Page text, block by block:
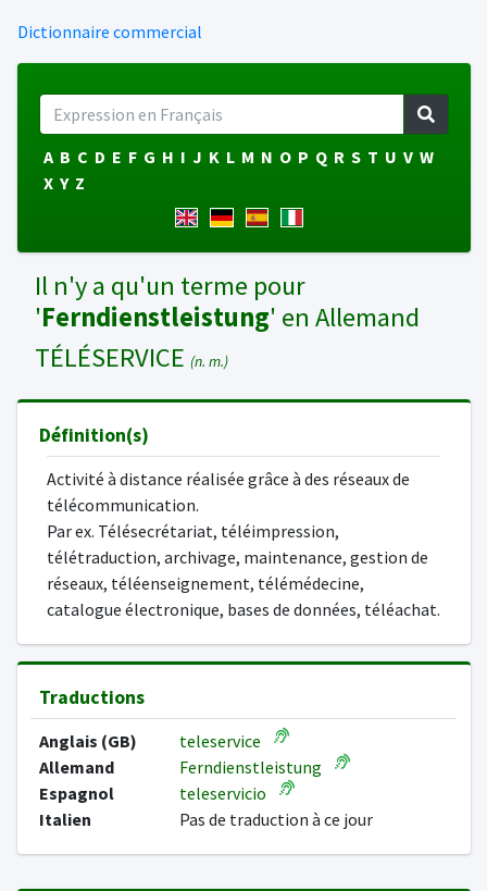
Dictionnaire commercial
A B C D E F G H I J K L M N O P Q R S T U V W
X Y Z
Il n'y a qu'un terme pour
'Ferndienstleistung' en Allemand
TÉLÉSERVICE (n. m.)
Définition(s)
Activité à distance réalisée grâce à des réseaux de
télécommunication.
Par ex. Télésecrétariat, téléimpression,
télétraduction, archivage, maintenance, gestion de
réseaux, téléenseignement, télémédecine,
catalogue électronique, bases de données, téléachat.
Traductions
Anglais (GB)
teleservice
Allemand
Ferndienstleistung
Espagnol
teleservicio
Italien
Pas de traduction à ce jour